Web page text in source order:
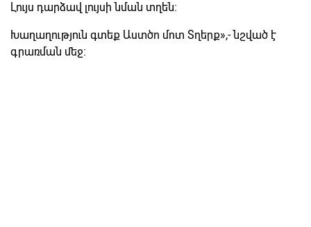
Լույս դարձավ լույսի նման տղեն։
Խաղաղություն գտեք Աստծո մոտ Տղերք»,- նշված է
գրառման մեջ։